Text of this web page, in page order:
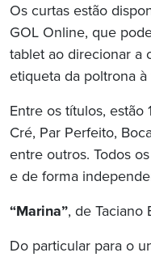
Os curtas estão
GOL Online, que
tablet ao direcionar a
etiqueta da poltrona à
Entre os títulos, estão
Cré, Par Perfeito,
entre outros. Todos
e de forma
“Marina”, de Taciano
Do particular para o